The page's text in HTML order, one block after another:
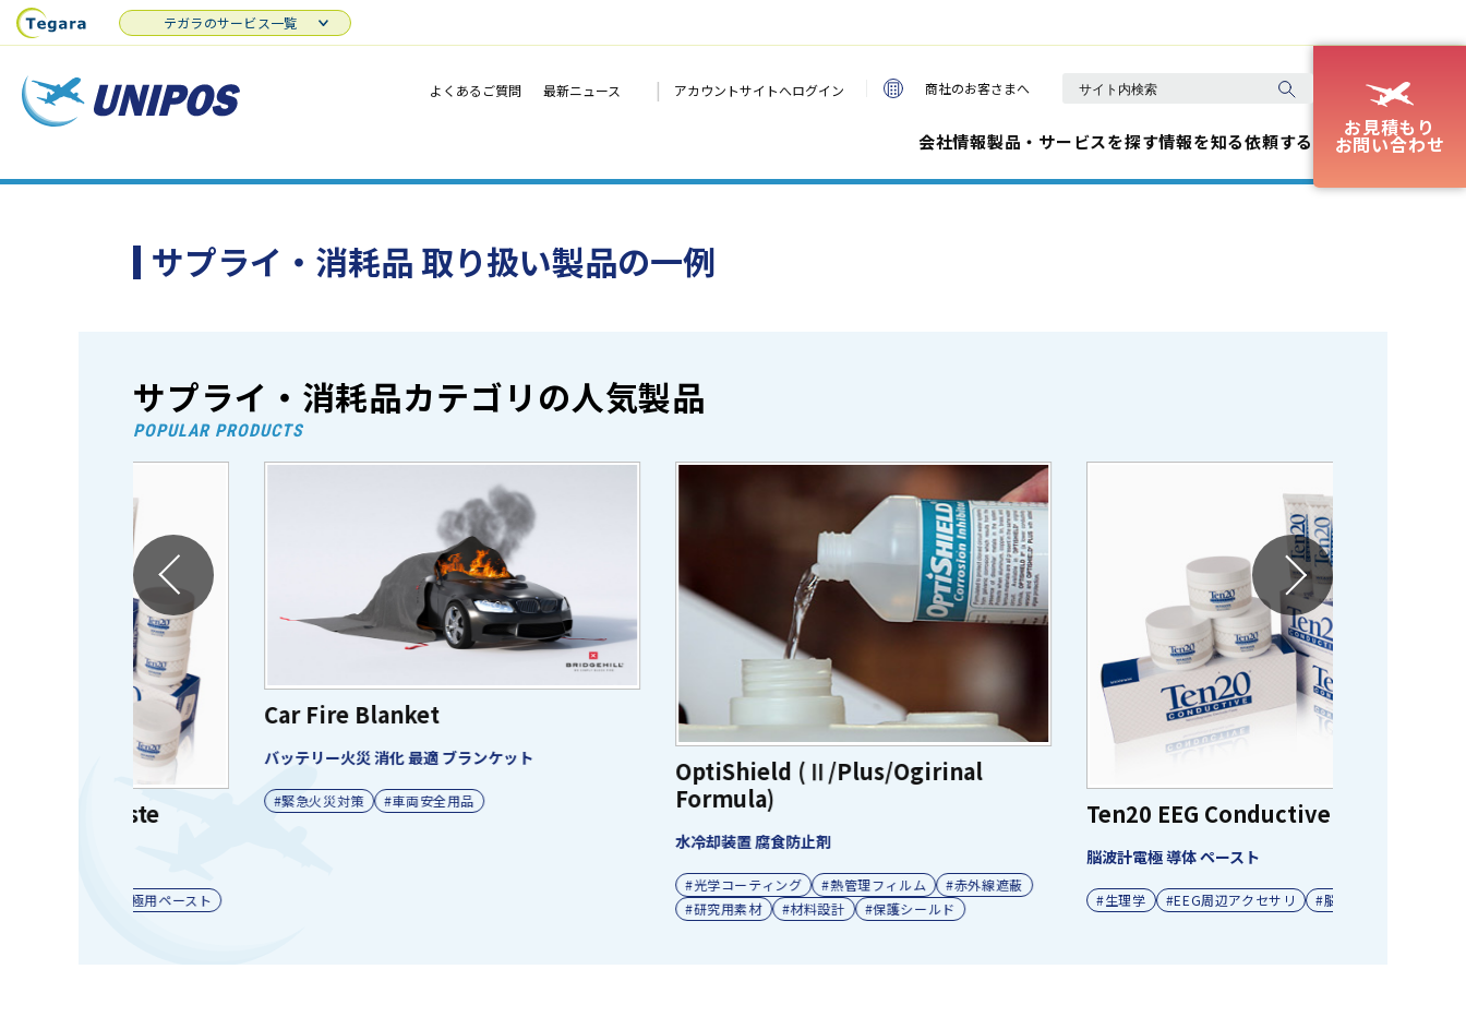
よくあるご質問 最新ニュース | アカウントサイトへログイン 商社のお客さまへ
会社情報製品・サービスを探す情報を知る依頼する
お見積もり
お問い合わせ
テガラのサービス一覧
サプライ・消耗品 取り扱い製品の一例
サプライ・消耗品カテゴリの人気製品
POPULAR PRODUCTS
Car Fire Blanket
バッテリー火災 消化 最適 ブランケット
#車両安全用品
OptiShield (Ⅱ/Plus/Ogirinal
水冷却装置 腐食防止剤
#熱管理フィルム
#赤外線遮蔽
#材料設計 #保護シールド
Ten20 EEG Conductive Paste
脳波計電極 導体 ペースト
#生理学 #EEG周辺アクセサリ #脳波電極用ペースト